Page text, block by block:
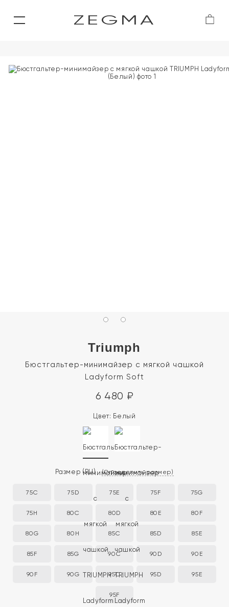
ZEGMA
Triumph
Бюстгальтер-минимайзер с мягкой чашкой
Ladyform Soft
6 480 ₽
Цвет: Белый
Размер (RU) (Определить размер)
75C 75D 75E 75F 75G
75H 80C 80D 80E 80F
80G 80H 85C 85D 85E
85F 85G 90C 90D 90E
90F 90G 95C 95D 95E
95F